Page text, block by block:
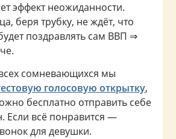
эффект неожиданности.
беря трубку, не ждёт, что
поздравлять сам ВВП ⇒
сомневающихся мы
голосовую открытку,
бесплатно отправить себе
Если всё понравится —
для девушки.